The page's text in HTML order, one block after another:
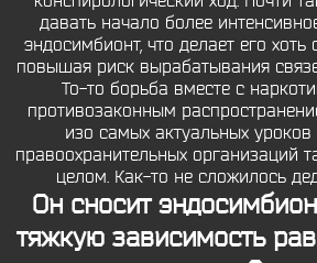
давать начало более
эндосимбионт, что делает его
повышая риск вырабатывания
То-то борьба вместе с
противозаконным
изо самых актуальных уроков
правоохранительных организаций
целом. Как-то не сложилось
Он сносит
тяжкую зависимость